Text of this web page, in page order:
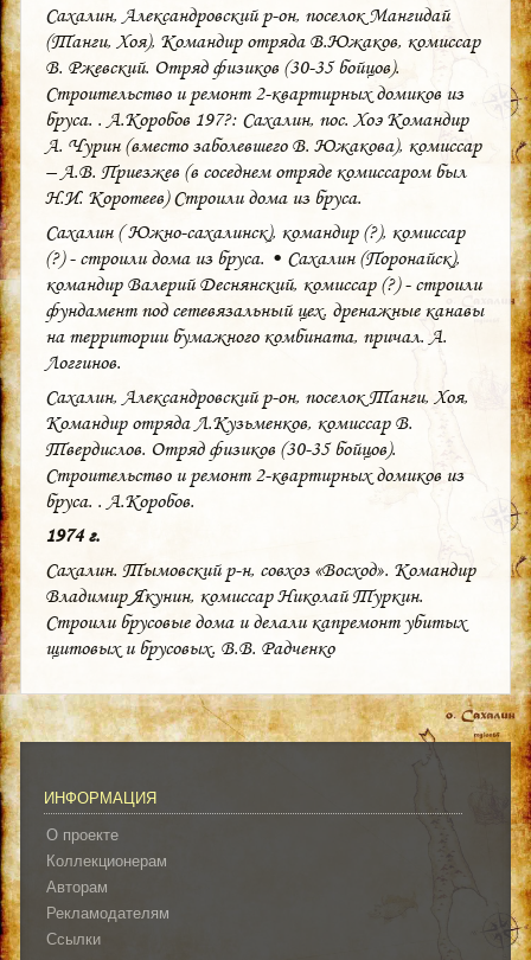
Сахалин, Александровский р-он, поселок Мангидай
(Танги, Хоя), Командир отряда В.Южаков, комиссар
В. Ржевский. Отряд физиков (30-35 бойцов).
Строительство и ремонт 2-квартирных домиков из
бруса. . А.Коробов 197?: Сахалин, пос. Хоэ Командир
А. Чурин (вместо заболевшего В. Южакова), комиссар
– А.В. Приезжев (в соседнем отряде комиссаром был
Н.И. Коротеев) Строили дома из бруса.
Сахалин ( Южно-сахалинск), командир (?), комиссар
(?) - строили дома из бруса. • Сахалин (Поронайск),
командир Валерий Деснянский, комиссар (?) - строили
фундамент под сетевязальный цех, дренажные канавы
на территории бумажного комбината, причал. А.
Логгинов.
Сахалин, Александровский р-он, поселок Танги, Хоя,
Командир отряда Л.Кузьменков, комиссар В.
Твердислов. Отряд физиков (30-35 бойцов).
Строительство и ремонт 2-квартирных домиков из
бруса. . А.Коробов.
1974 г.
Сахалин. Тымовский р-н, совхоз «Восход». Командир
Владимир Якунин, комиссар Николай Туркин.
Строили брусовые дома и делали капремонт убитых
щитовых и брусовых. В.В. Радченко
ИНФОРМАЦИЯ
О проекте
Коллекционерам
Авторам
Рекламодателям
Ссылки